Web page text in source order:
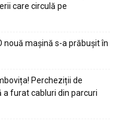
care circulă pe
nouă mașină s-a prăbușit în
Percheziții de
furat cabluri din parcuri